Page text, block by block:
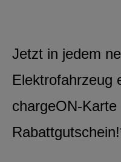
Jetzt in jedem
Elektrofahrzeug
chargeON-Karte